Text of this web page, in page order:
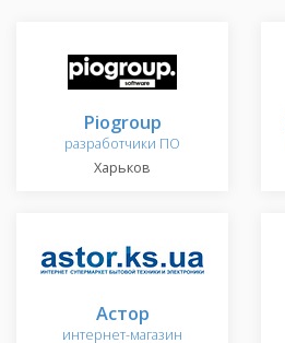
Piogroup
разработчики ПО
Харьков
Астор
интернет-магазин